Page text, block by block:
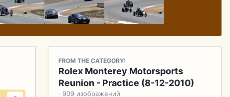
FROM THE CATEGORY:
Rolex Monterey Motorsports
Reunion - Practice (8-12-2010)
· 909 изображений